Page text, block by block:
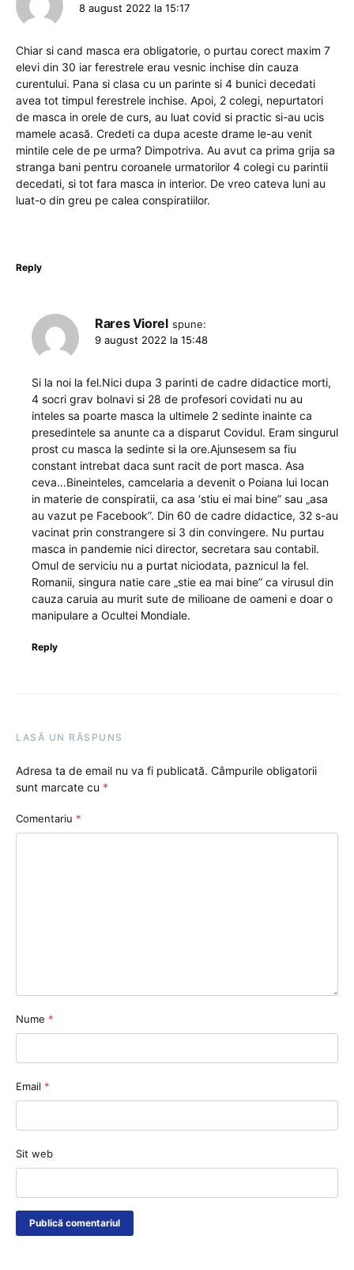
8 august 2022 la 15:17
Chiar si cand masca era obligatorie, o purtau corect maxim 7
elevi din 30 iar ferestrele erau vesnic inchise din cauza
curentului. Pana si clasa cu un parinte si 4 bunici decedati
avea tot timpul ferestrele inchise. Apoi, 2 colegi, nepurtatori
de masca in orele de curs, au luat covid si practic si-au ucis
mamele acasă. Credeti ca dupa aceste drame le-au venit
mintile cele de pe urma? Dimpotriva. Au avut ca prima grija sa
stranga bani pentru coroanele urmatorilor 4 colegi cu parintii
decedati, si tot fara masca in interior. De vreo cateva luni au
luat-o din greu pe calea conspiratiilor.
Reply
Rares Viorel spune:
9 august 2022 la 15:48
Si la noi la fel.Nici dupa 3 parinti de cadre didactice morti,
4 socri grav bolnavi si 28 de profesori covidati nu au
inteles sa poarte masca la ultimele 2 sedinte inainte ca
presedintele sa anunte ca a disparut Covidul. Eram singurul
prost cu masca la sedinte si la ore.Ajunsesem sa fiu
constant intrebat daca sunt racit de port masca. Asa
ceva…Bineinteles, camcelaria a devenit o Poiana lui Iocan
in materie de conspiratii, ca asa ‘stiu ei mai bine” sau „asa
au vazut pe Facebook”. Din 60 de cadre didactice, 32 s-au
vacinat prin constrangere si 3 din convingere. Nu purtau
masca in pandemie nici director, secretara sau contabil.
Omul de serviciu nu a purtat niciodata, paznicul la fel.
Romanii, singura natie care „stie ea mai bine” ca virusul din
cauza caruia au murit sute de milioane de oameni e doar o
manipulare a Ocultei Mondiale.
Reply
LASĂ UN RĂSPUNS
Adresa ta de email nu va fi publicată. Câmpurile obligatorii
sunt marcate cu *
Comentariu *
Nume *
Email *
Sit web